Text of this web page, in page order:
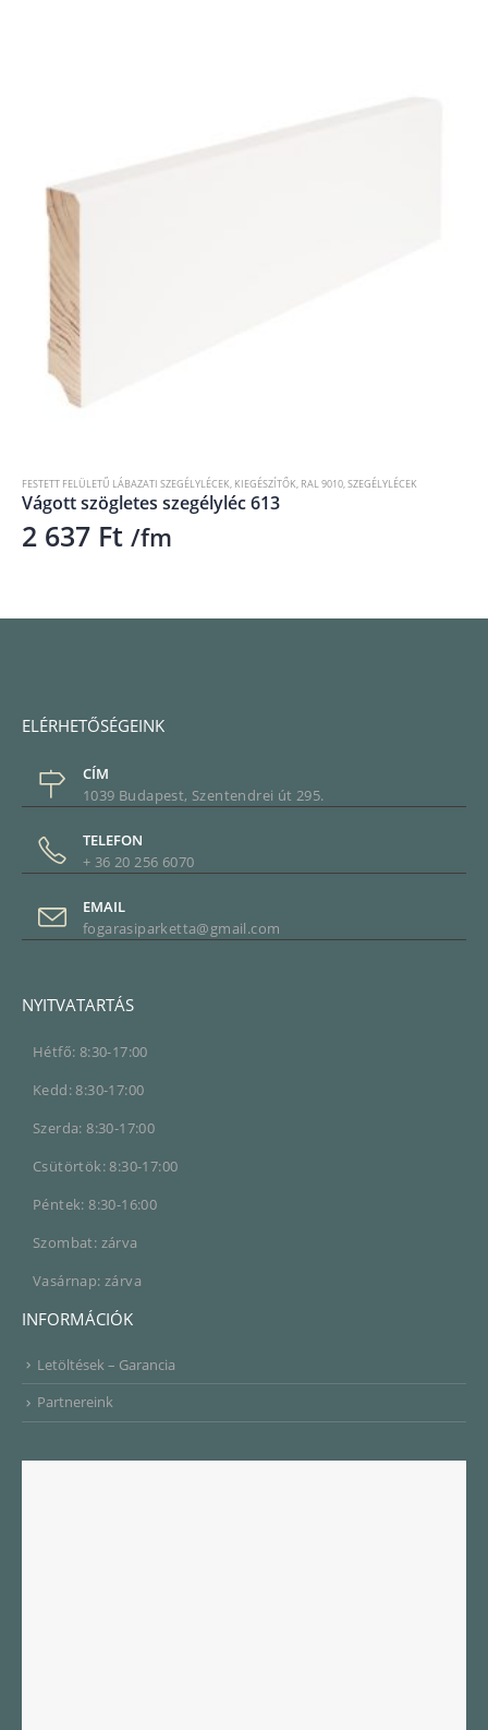
FESTETT FELÜLETŰ LÁBAZATI SZEGÉLYLÉCEK, KIEGÉSZÍTŐK, RAL 9010,SZEGÉLYLÉCEK
Vágott szögletes szegélyléc 613
2 637 Ft /fm
ELÉRHETŐSÉGEINK
CÍM
1039 Budapest, Szentendrei út 295.
TELEFON
+ 36 20 256 6070
EMAIL
fogarasiparketta@gmail.com
NYITVATARTÁS
Hétfő: 8:30-17:00
Kedd: 8:30-17:00
Szerda: 8:30-17:00
Csütörtök: 8:30-17:00
Péntek: 8:30-16:00
Szombat: zárva
Vasárnap: zárva
INFORMÁCIÓK
Letöltések – Garancia
Partnereink